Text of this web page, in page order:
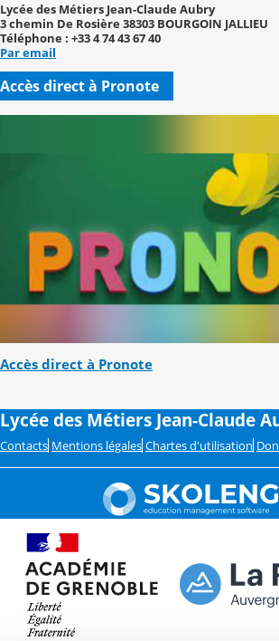
Lycée des Métiers Jean-Claude Aubry
3 chemin De Rosière 38303 BOURGOIN JALLIEU
Téléphone : +33 4 74 43 67 40
Par email
Accès direct à Pronote
Accès direct à Pronote
Lycée des Métiers Jean-Claude
Contacts Mentions légales Chartes d'utilisation